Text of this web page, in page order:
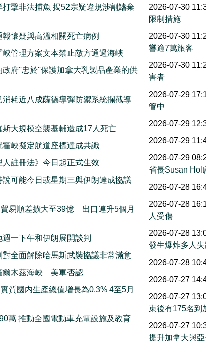
打擊非法捕魚 揭52宗疑違規涉割鰭棄
懷疑與高溫相關死亡病例
管理方案文本禁止敵方通過海峽
府''忠於''保護加拿大乳製品產業的供
消耗近八成薩德導彈防禦系統攔截導
大規模空襲基輔造成17人死亡
霍峽擬定航道座標達成共識
註冊法》今日起正式生效
說可能今日或星期三與伊朗達成協議
易順差擴大至39億 出口連升5個月
一下午和伊朗展開談判
全面解除哈馬斯武裝協議非常滿意
爾木茲海峽 美軍否認
質國内生產總值增長為0.3% 4至5月
萬 推動全國電動車充電設施及教育
2026-07-30
限制措施
2026-07-30
響逾7萬旅客
2026-07-30
害者
2026-07-29
管中
2026-07-29
2026-07-29
2026-07-29
省長Susan
2026-07-28
2026-07-28
人受傷
2026-07-28
發生爆炸多人失
2026-07-28
2026-07-27
2026-07-27
束後有175名到
2026-07-27
提升加拿大與